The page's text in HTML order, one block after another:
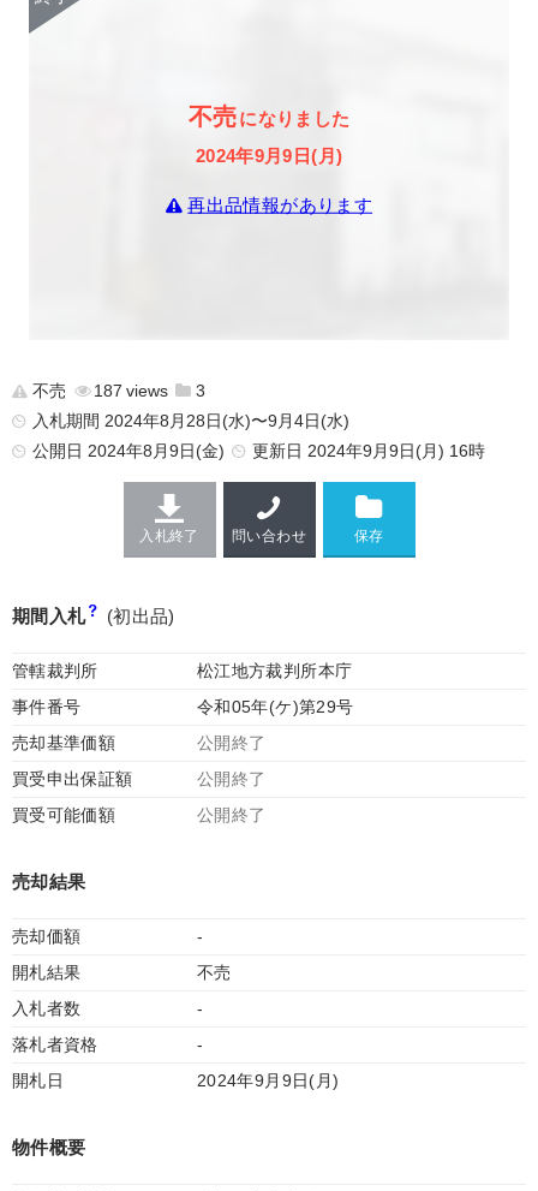
不売になりました
2024年9月9日(月)
再出品情報があります
不売 187
3
入札期間 2024年8月28日(水)〜9月4日(水)
公開日 2024年8月9日(金) 更新日 2024年9月9日(月) 16時
入札終了 問い合わせ
期間入札 (初出品)
管轄裁判所
松江地方裁判所本庁
事件番号
令和05年(ケ)第29号
売却基準価額
公開終了
買受申出保証額
公開終了
買受可能価額
公開終了
売却結果
売却価額
-
開札結果
不売
入札者数
-
落札者資格
-
開札日
2024年9月9日(月)
物件概要